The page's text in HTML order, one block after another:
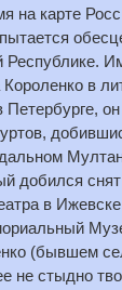
на карте
Республике.
в
добился
в
(бывшем
не стыдно